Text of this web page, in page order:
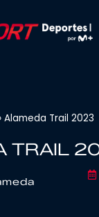
Alameda Trail 2023
TRAIL